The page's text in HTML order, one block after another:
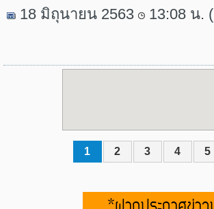
18 มิถุนายน 2563 13:08 น.
1 2 3 4 5